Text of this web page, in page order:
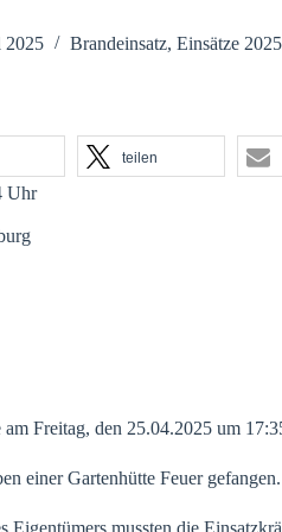
2025 Brandeinsatz, Einsätze 2025
teilen
Uhr
Freitag, den 25.04.2025 um
einer Gartenhütte Feuer gefangen.
Eigentümers mussten die